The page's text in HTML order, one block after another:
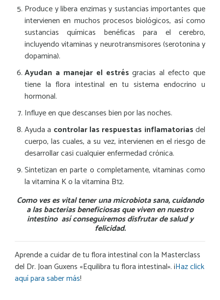
Produce y libera enzimas y sustancias importantes que
intervienen en muchos procesos biológicos, así como
sustancias químicas benéficas para el cerebro,
incluyendo vitaminas y neurotransmisores (serotonina y
dopamina).
Ayudan a manejar el estrés gracias al efecto que
tiene la flora intestinal en tu sistema endocrino u
hormonal.
Influye en que descanses bien por las noches.
Ayuda a controlar las respuestas inflamatoriasdel
cuerpo, las cuales, a su vez, intervienen en el riesgo de
desarrollar casi cualquier enfermedad crónica.
Sintetizan en parte o completamente, vitaminas como
la vitamina K o la vitamina B12.
Como ves es vital tener una microbiota sana, cuidando
a las bacterias beneficiosas que viven en nuestro
intestino así conseguiremos disfrutar de salud y
felicidad.
Aprende a cuidar de tu flora intestinal con la Masterclass
del Dr. Joan Guxens «Equilibra tu flora intestinal». ¡Haz click
aquí para saber más!